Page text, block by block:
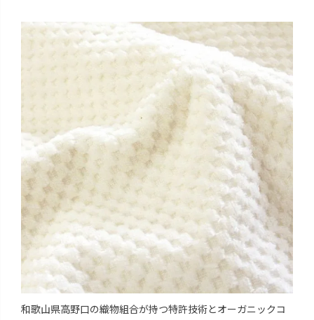
和歌山県高野口の織物組合が持つ特許技術とオーガニックコ